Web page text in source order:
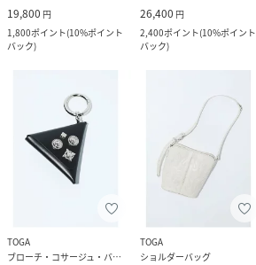
19,800 円
1,800ポイント(10%ポイント
バック)
26,400 円
2,400ポイント(10%ポイント
バック)
TOGA
ブローチ・コサージュ・バッジ
TOGA
ショルダーバッグ